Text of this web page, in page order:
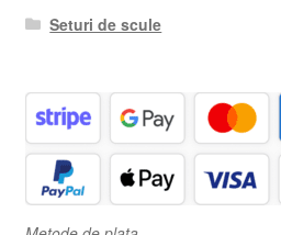
Seturi de scule